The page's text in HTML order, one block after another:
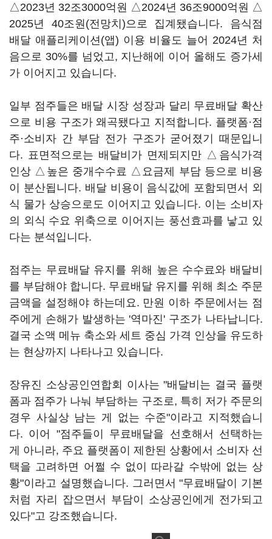
△2023년 32조3000억원 △2024년 36조9000억원 △
2025년 40조원(전망치)으로 집계됐습니다. 음식점
배달 애플리케이션(앱) 이용 비율도 늘어 2024년 처
음으로 30%를 넘었고, 지난해에 이어 올해도 증가세
가 이어지고 있습니다.
일부 점주들은 배달 시장 성장과 달리 무료배달 확산
으로 비용 구조가 왜곡됐다고 지적합니다. 플랫폼·점
주·소비자 간 부담 전가 구조가 굳어졌기 때문입니
다. 표면적으로는 배달비가 면제되지만 △음식가격
인상 △높은 중개수수료 △요금제 부담 등으로 비용
이 분산됩니다. 배달 비용이 음식값에 포함되면서 외
식 물가 상승으로도 이어지고 있습니다. 이는 소비자
의 외식 수요 위축으로 이어지는 풍선효과를 낳고 있
다는 분석입니다.
점주는 무료배달 유지를 위해 높은 수수료와 배달비
를 부담해야 합니다. 무료배달 유지를 위해 최소 주문
금액을 설정해야 하는데요. 만원 이하 주문에서는 점
주에게 손해가 발생하는 '역마진' 구조가 나타납니다.
결국 소액 메뉴 축소와 세트 중심 가격 인상을 유도하
는 현상까지 나타나고 있습니다.
장유진 소상공인연합회 이사는 "배달비는 결국 플랫
폼과 점주가 나눠 부담하는 구조로, 특히 저가 주문의
경우 사실상 남는 게 없는 수준"이라고 지적했습니
다. 이어 "점주들이 무료배달을 선호해서 선택하는
게 아니라, 주요 플랫폼이 제한된 상황에서 소비자 선
택을 고려하면 어쩔 수 없이 따라갈 수밖에 없는 상
황"이라고 설명했습니다. 그러면서 "무료배달이 기본
처럼 자리 잡으면서 부담이 소상공인에게 전가되고
있다"고 강조했습니다.